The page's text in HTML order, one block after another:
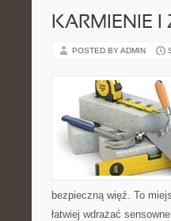
KARMIENIE I
POSTED BY ADMIN
bezpieczną więź. To
łatwiej wdrażać